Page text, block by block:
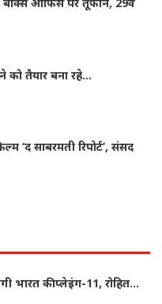
को तैयार बना रहे…
‘द साबरमती रिपोर्ट’, संसद
भारत की प्लेइंग-11, रोहित…